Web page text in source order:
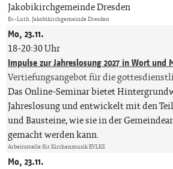
Jakobikirchgemeinde Dresden
Ev.-Luth. Jakobikirchgemeinde Dresden
Mo, 23.11.
18-20:30 Uhr
Impulse zur Jahreslosung 2027 in Wort und
Vertiefungsangebot für die
Das Online-Seminar bietet
Jahreslosung und entwickelt mit den
und Bausteine, wie sie in der
gemacht werden kann.
Arbeitsstelle für Kirchenmusik EVLKS
Mo, 23.11.